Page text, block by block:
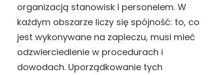
organizacją stanowisk i personelem. W
każdym obszarze liczy się spójność: to, co
jest wykonywane na zapleczu, musi mieć
odzwierciedlenie w procedurach i
dowodach. Uporządkowanie tych